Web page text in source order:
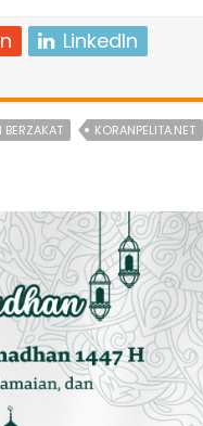
LinkedIn
KORANPELITA.NET